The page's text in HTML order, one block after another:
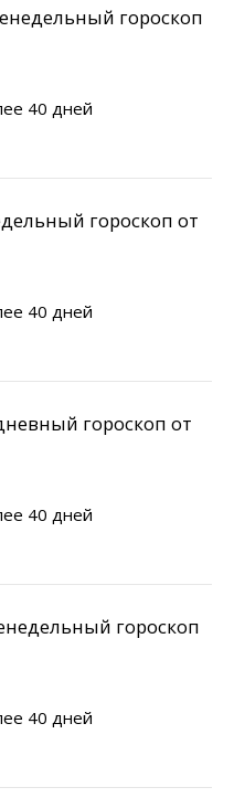
гороскоп
40 дней
гороскоп от
40 дней
гороскоп от
40 дней
гороскоп
40 дней